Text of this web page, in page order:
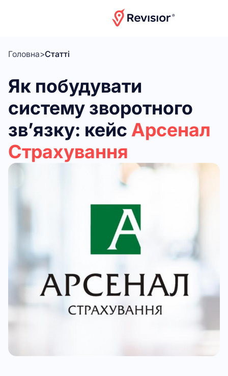
Головна>Статті
Як побудувати
систему зворотного
зв’язку: кейс Арсенал
Страхування